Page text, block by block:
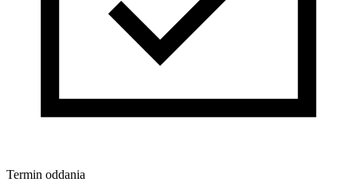
Termin oddania